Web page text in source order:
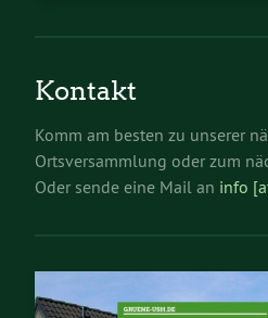
Kontakt
Komm am besten zu unserer
Ortsversammlung oder zum
Oder sende eine Mail an info